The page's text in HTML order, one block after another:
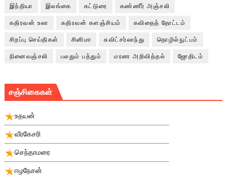
இந்தியா இலங்கை கட்டுரை கண்ணீர் அஞ்சலி
கதிரவன் உலா கதிரவன் களஞ்சியம் கவிதைத் தோட்டம்
சிறப்பு செய்திகள் சினிமா சுவிட்சர்லாந்து தொழில்நுட்பம்
நினைவஞ்சலி பலதும் பத்தும் மரண அறிவித்தல் ஜோதிடம்
சஞ்சிகைகள்
உதயன்
வீரகேசரி
செந்தாமரை
ஈழநேசன்